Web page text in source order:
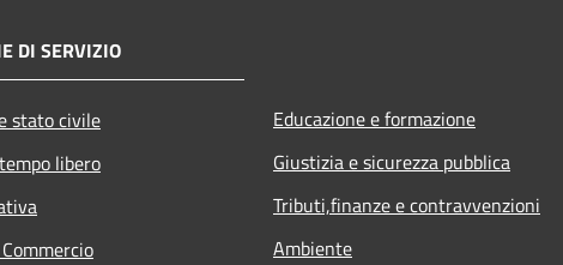
DI SERVIZIO
stato civile
libero
Educazione e formazione
Giustizia e sicurezza pubblica
Tributi,finanze e contravvenzioni
Ambiente